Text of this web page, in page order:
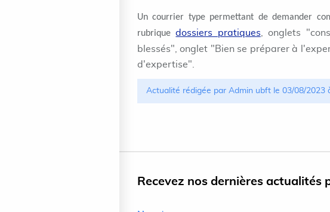
Un courrier type permettant de demander
rubriquedossiers pratiques , onglets
blessés", onglet "Bien se préparer à
d'expertise".
Actualité rédigée par Admin ubft le 03/08/2023
Recevez nos dernières actualités